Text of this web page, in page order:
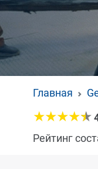
Главная
Рейтинг